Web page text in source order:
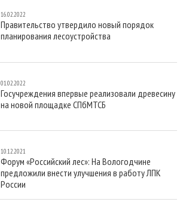
16.02.2022
Правительство утвердило новый порядок
планирования лесоустройства
01.02.2022
Госучреждения впервые реализовали древесину
на новой площадке СПбМТСБ
10.12.2021
Форум «Российский лес»: На Вологодчине
предложили внести улучшения в работу ЛПК
России